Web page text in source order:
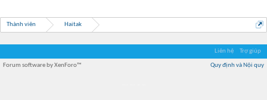
Thành viên Haitak
Liên hệ Trợ giúp
Quy định và Nội quy
Forum software by XenForo™